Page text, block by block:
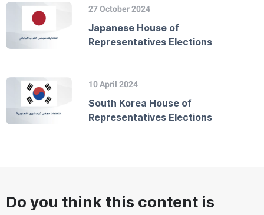
27 October 2024
Japanese House of
Representatives Elections
10 April 2024
South Korea House of
Representatives Elections
Do you think this content is